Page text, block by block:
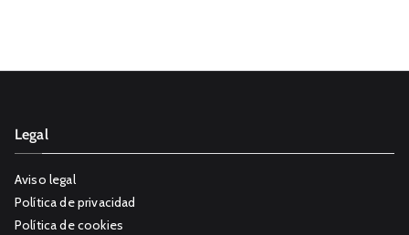
Legal
Aviso legal
Política de privacidad
Política de cookies